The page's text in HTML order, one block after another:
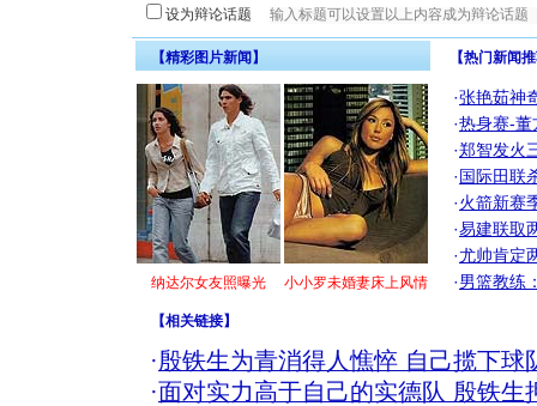
设为辩论话题
【精彩图片新闻】
纳达尔女友照曝光 小小罗未婚妻床上风情
【热门新闻
·张艳茹神
·热身赛-董
·郑智发火
·国际田联
·火箭新赛
·易建联取
·尤帅肯定
·男篮教练
【相关链接】
·殷铁生为青消得人憔悴 自己揽下球
·面对实力高于自己的实德队 殷铁生